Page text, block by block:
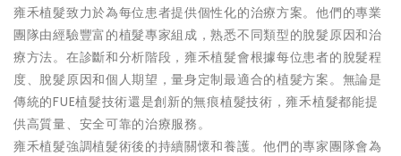
雍禾植髮致力於為每位患者提供個性化的治療方案。他們的專業
團隊由經驗豐富的植髮專家組成，熟悉不同類型的脫髮原因和治
療方法。在診斷和分析階段，雍禾植髮會根據每位患者的脫髮程
度、脫髮原因和個人期望，量身定制最適合的植髮方案。無論是
傳統的FUE植髮技術還是創新的無痕植髮技術，雍禾植髮都能提
供高質量、安全可靠的治療服務。
雍禾植髮強調植髮術後的持續關懷和養護。他們的專家團隊會為